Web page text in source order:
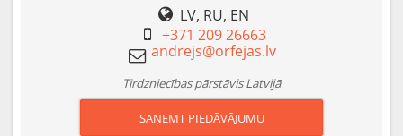
LV, RU, EN
+371 209 26663
Tirdzniecības pārstāvis Latvijā
SAŅEMT PIEDĀVĀJUMU